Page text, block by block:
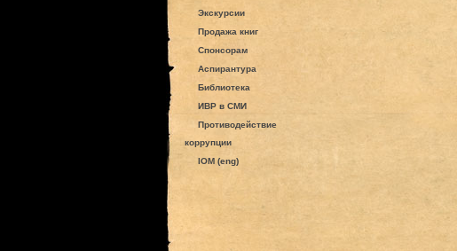
Экскурсии
Продажа книг
Спонсорам
Аспирантура
Библиотека
ИВР в СМИ
Противодействие
коррупции
IOM (eng)